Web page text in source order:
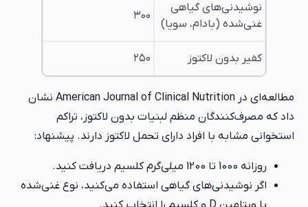
نوشیدنی‌های گیاهی
غنی‌شده (بادام، سویا)
۳۰۰
کفیر بدون لاکتوز ۲۵۰
مطالعه‌ای در American Journal of Clinical Nutrition نشان
داد که مصرف‌کنندگان منظم لبنیات بدون لاکتوز، تراکم
استخوانی مشابه با افراد دارای تحمل لاکتوز دارند. پیشنهاد:
روزانه 1000 تا 1200 میلی‌گرم کلسیم دریافت کنید.
اگر نوشیدنی‌های گیاهی استفاده می‌کنید، نوع غنی‌شده